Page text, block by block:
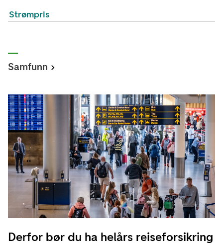
Strømpris
Samfunn
Derfor bør du ha helårs reiseforsikring